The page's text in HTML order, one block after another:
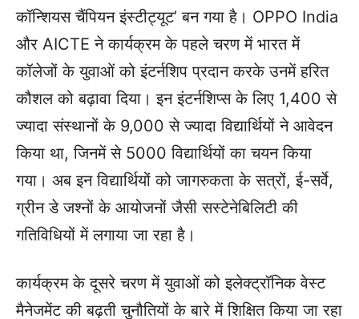
कॉन्शियस चैंपियन इंस्टीट्यूट’ बन गया है। OPPO India
और AICTE ने कार्यक्रम के पहले चरण में भारत में
कॉलेजों के युवाओं को इंटर्नशिप प्रदान करके उनमें हरित
कौशल को बढ़ावा दिया। इन इंटर्नशिप्स के लिए 1,400 से
ज्यादा संस्थानों के 9,000 से ज्यादा विद्यार्थियों ने आवेदन
किया था, जिनमें से 5000 विद्यार्थियों का चयन किया
गया। अब इन विद्यार्थियों को जागरुकता के सत्रों, ई-सर्वे,
ग्रीन डे जश्नों के आयोजनों जैसी सस्टेनेबिलिटी की
गतिविधियों में लगाया जा रहा है।
कार्यक्रम के दूसरे चरण में युवाओं को इलेक्ट्रॉनिक वेस्ट
मैनेजमेंट की बढ़ती चुनौतियों के बारे में शिक्षित किया जा रहा